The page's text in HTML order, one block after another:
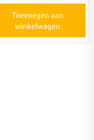
Toevoegen aan
winkelwagen